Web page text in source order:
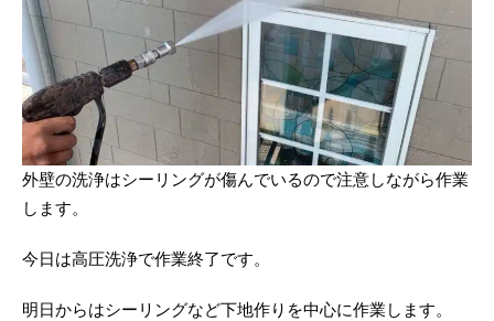
外壁の洗浄はシーリングが傷んでいるので注意しながら作業
します。
今日は高圧洗浄で作業終了です。
明日からはシーリングなど下地作りを中心に作業します。